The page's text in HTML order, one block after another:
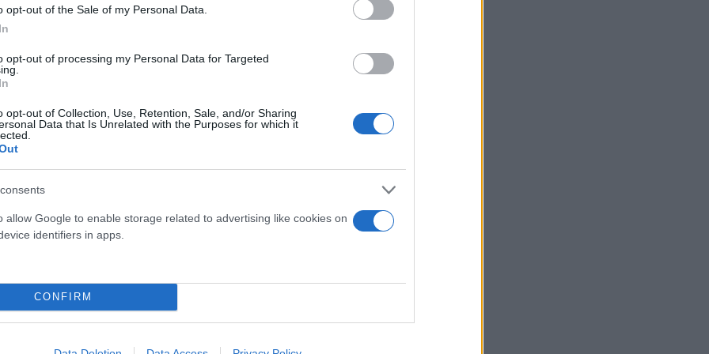
opt-out of the Sale of my Personal Data.
opt-out of processing my Personal Data for Targeted
opt-out of Collection, Use, Retention, Sale, and/or Sharing
Data that Is Unrelated with the Purposes for which it
allow Google to enable storage related to advertising like cookies on
identifiers in apps.
CONFIRM
το δάσος.
έχει να αντιμετωπίσει προβλήματα, κάποιες παραγωγικές
Η καταγραφή των ζημιών έχει ξεκινήσει και
να επανέλθουμε, όσο γίνεται πιο σύντομα ” τόνισε ο
τις προηγούμενες μέρες ήταν σε διαρκή επικοινωνία με
των ενεργειών.
ούτε και η Λευκίμμη. Οι δυνάμεις της πυροσβεστικής
στα χωριά.